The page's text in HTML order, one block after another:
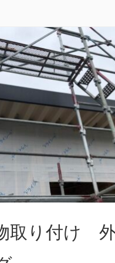
取り付け